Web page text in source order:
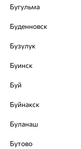
Бугульма
Буденновск
Бузулук
Буинск
Буй
Буйнакск
Буланаш
Бутово